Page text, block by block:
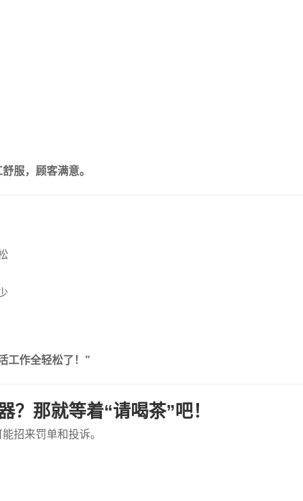
服，顾客满意。
工作全轻松了！”
？那就等着“请喝茶”吧！
招来罚单和投诉。